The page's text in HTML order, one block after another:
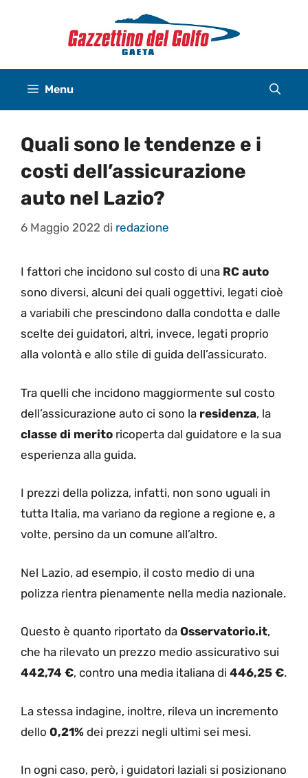
Menu
Quali sono le tendenze e i
costi dell’assicurazione
auto nel Lazio?
6 Maggio 2022 di redazione
I fattori che incidono sul costo di una RC auto
sono diversi, alcuni dei quali oggettivi, legati cioè
a variabili che prescindono dalla condotta e dalle
scelte dei guidatori, altri, invece, legati proprio
alla volontà e allo stile di guida dell’assicurato.
Tra quelli che incidono maggiormente sul costo
dell’assicurazione auto ci sono la residenza, la
classe di merito ricoperta dal guidatore e la sua
esperienza alla guida.
I prezzi della polizza, infatti, non sono uguali in
tutta Italia, ma variano da regione a regione e, a
volte, persino da un comune all’altro.
Nel Lazio, ad esempio, il costo medio di una
polizza rientra pienamente nella media nazionale.
Questo è quanto riportato da Osservatorio.it,
che ha rilevato un prezzo medio assicurativo sui
442,74 €, contro una media italiana di 446,25 €.
La stessa indagine, inoltre, rileva un incremento
dello 0,21% dei prezzi negli ultimi sei mesi.
In ogni caso, però, i guidatori laziali si posizionano